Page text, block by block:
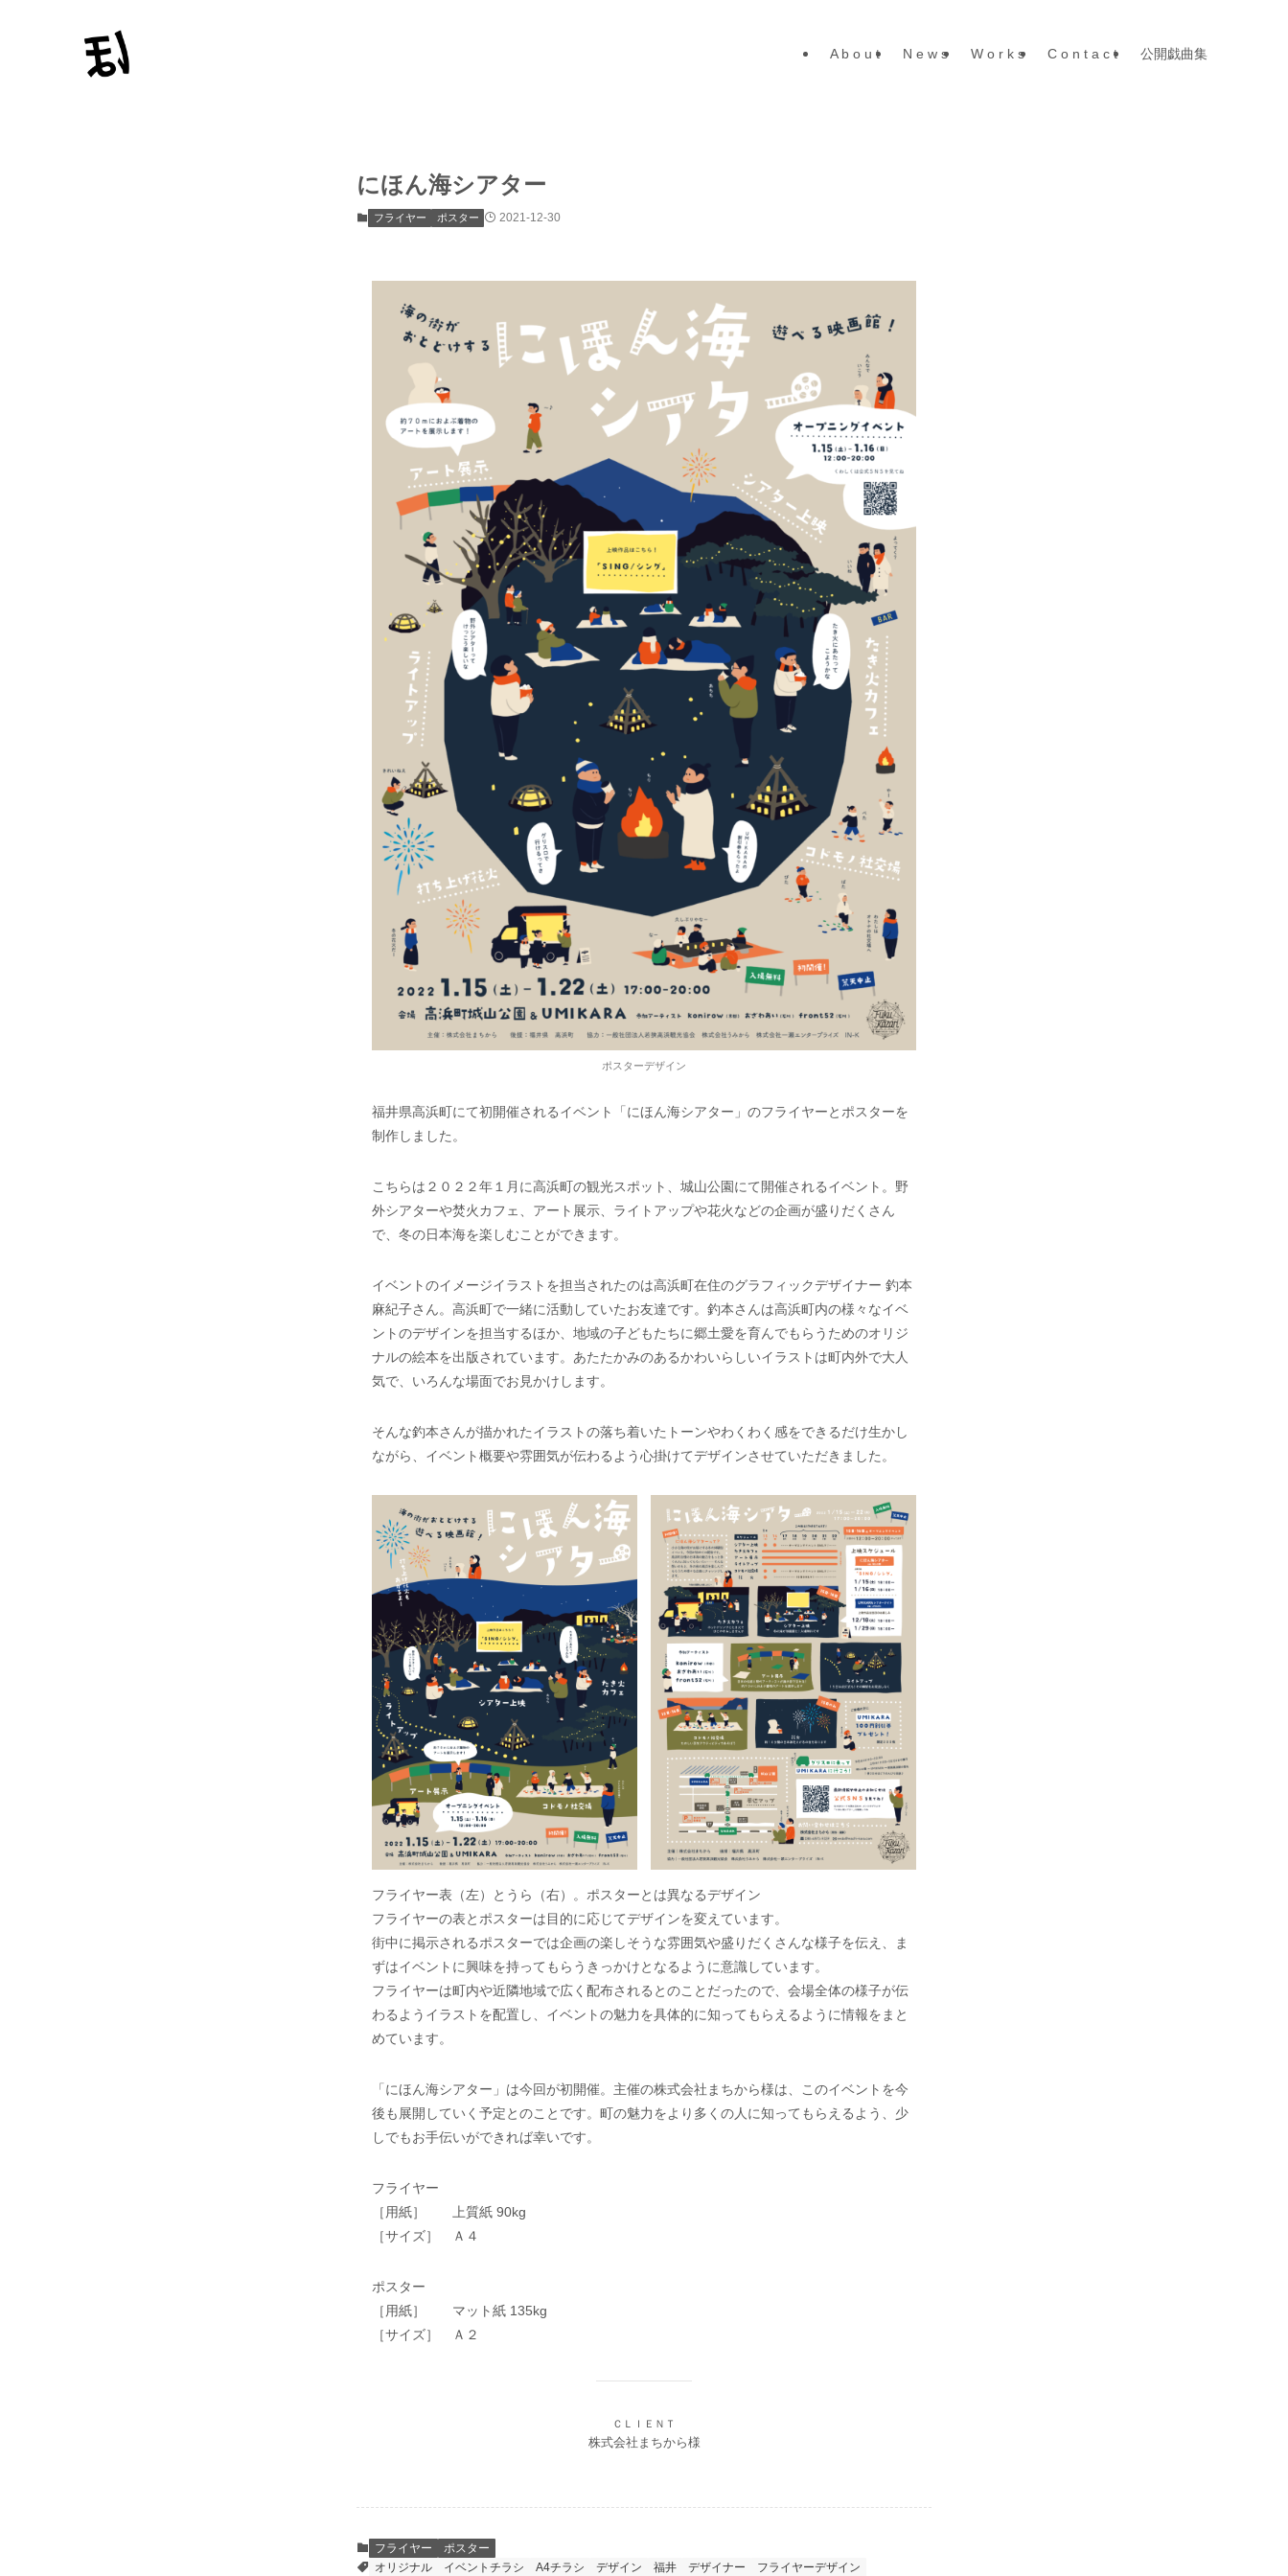
A b o u t N e w s W o r k s C o n t a c t 公開戯曲集
にほん海シアター
フライヤー ポスター 2021-12-30
ポスターデザイン
福井県高浜町にて初開催されるイベント「にほん海シアター」のフライヤーとポスターを
制作しました。
こちらは２０２２年１月に高浜町の観光スポット、城山公園にて開催されるイベント。野
外シアターや焚火カフェ、アート展示、ライトアップや花火などの企画が盛りだくさん
で、冬の日本海を楽しむことができます。
イベントのイメージイラストを担当されたのは高浜町在住のグラフィックデザイナー 釣本
麻紀子さん。高浜町で一緒に活動していたお友達です。釣本さんは高浜町内の様々なイベ
ントのデザインを担当するほか、地域の子どもたちに郷土愛を育んでもらうためのオリジ
ナルの絵本を出版されています。あたたかみのあるかわいらしいイラストは町内外で大人
気で、いろんな場面でお見かけします。
そんな釣本さんが描かれたイラストの落ち着いたトーンやわくわく感をできるだけ生かし
ながら、イベント概要や雰囲気が伝わるよう心掛けてデザインさせていただきました。
フライヤー表（左）とうら（右）。ポスターとは異なるデザイン
フライヤーの表とポスターは目的に応じてデザインを変えています。
街中に掲示されるポスターでは企画の楽しそうな雰囲気や盛りだくさんな様子を伝え、ま
ずはイベントに興味を持ってもらうきっかけとなるように意識しています。
フライヤーは町内や近隣地域で広く配布されるとのことだったので、会場全体の様子が伝
わるようイラストを配置し、イベントの魅力を具体的に知ってもらえるように情報をまと
めています。
「にほん海シアター」は今回が初開催。主催の株式会社まちから様は、このイベントを今
後も展開していく予定とのことです。町の魅力をより多くの人に知ってもらえるよう、少
しでもお手伝いができれば幸いです。
フライヤー
［用紙］ 上質紙 90kg
［サイズ］ Ａ４
ポスター
［用紙］ マット紙 135kg
［サイズ］ Ａ２
ＣＬＩＥＮＴ
株式会社まちから様
フライヤー
ポスター
オリジナル
イベントチラシ A4チラシ デザイン 福井 デザイナー フライヤーデザイン